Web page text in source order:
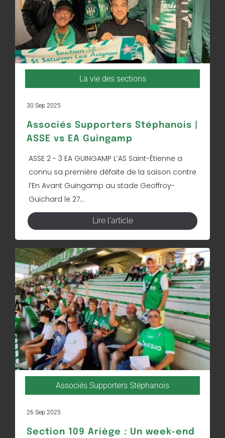
La vie des sections
30 Sep 2025
Associés Supporters Stéphanois |
ASSE vs EA Guingamp
ASSE 2 - 3 EA GUINGAMP L’AS Saint-Étienne a
connu sa première défaite de la saison contre
l’En Avant Guingamp au stade Geoffroy-
Guichard le 27...
Lire l'article
Associés Supporters Stéphanois
26 Sep 2025
Section 109 Ariège : Un week-end